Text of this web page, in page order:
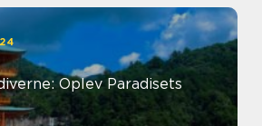
Oplev Paradisets